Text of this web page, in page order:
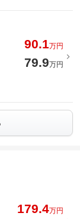
90.1万円
79.9万円
179.4万円